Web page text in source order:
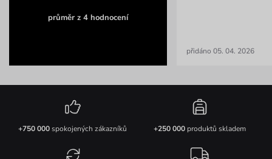
průměr z 4 hodnocení
přidáno 05. 04. 2026
+750 000spokojených zákazníků +250 000produktů skladem